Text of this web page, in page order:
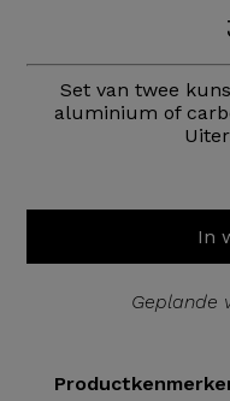
Set van twee
aluminium of
In
Geplande